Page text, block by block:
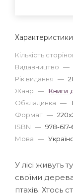
Характеристики
Кількість
Видавництво —
Рік видання —
Жанр — Книги
Обкладинка —
Формат —
ISBN — 978-
Мова —
У лісі живуть
своїми
птахів. Хтось